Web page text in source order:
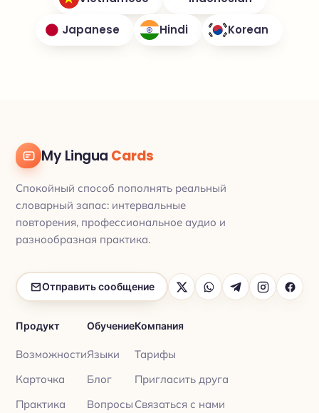
Japanese Hindi Korean
My Lingua Cards
Спокойный способ пополнять реальный
словарный запас: интервальные
повторения, профессиональное аудио и
разнообразная практика.
Отправить сообщение
Продукт
Возможности
Карточка
Практика
Обучение
Языки
Блог
Вопросы
Компания
Тарифы
Пригласить друга
Связаться с нами